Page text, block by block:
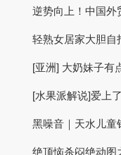
逆势向上！中国外
轻熟女居家大胆自
[亚洲] 大奶妹子有
[水果派解说]爱上
黑噪音｜天水儿童
绝顶恼杀闷绝动图